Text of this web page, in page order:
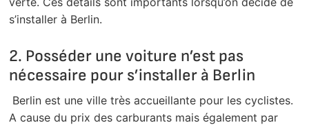
s’installer à Berlin.
2. Posséder une voiture n’est pas
nécessaire pour s’installer à Berlin
Berlin est une ville très accueillante pour les cyclistes.
A cause du prix des carburants mais également par